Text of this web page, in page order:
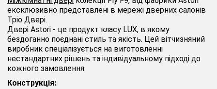
ексклюзивно представлені в мережі дверних салонів
Тріо Двері.
Двері Astori - це продукт класу LUX, в якому
бездоганно поєднані стиль та якість. Цей вітчизняний
виробник спеціалізується на виготовленні
нестандартних рішень та індивідуальному підході до
кожного замовлення.
Конструкція: